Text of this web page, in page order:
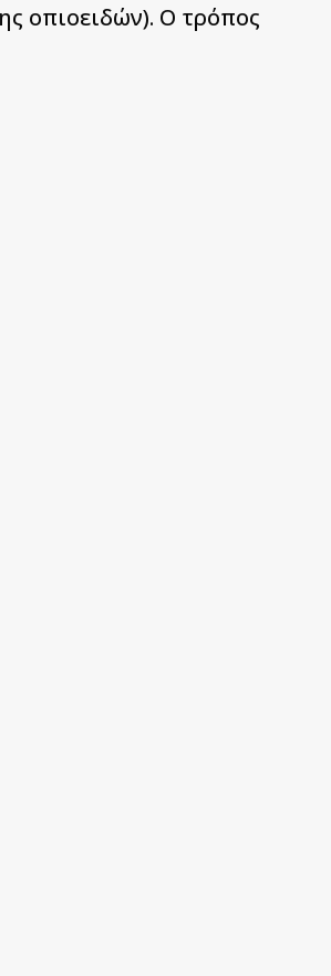
οπιοειδών). Ο τρόπος